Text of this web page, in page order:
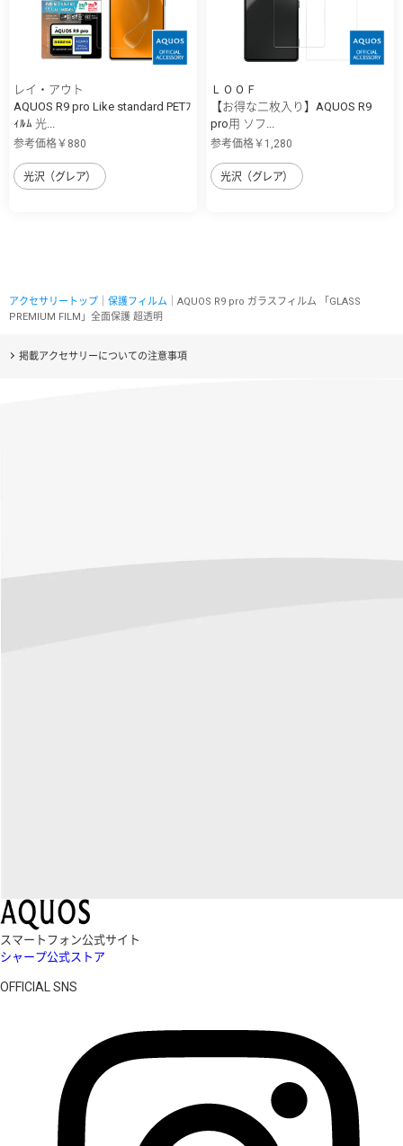
レイ・アウト
AQUOS R9 pro Like standard PETﾌ
ｨﾙﾑ 光...
参考価格￥880
光沢（グレア）
ＬＯＯＦ
【お得な二枚入り】AQUOS R9
pro用 ソフ...
参考価格￥1,280
光沢（グレア）
アクセサリートップ 保護フィルム ｜AQUOS R9 pro ガラスフィルム 「GLASS
PREMIUM FILM」全面保護 超透明
掲載アクセサリーについての注意事項
スマートフォン公式サイト
シャープ公式ストア
OFFICIAL SNS